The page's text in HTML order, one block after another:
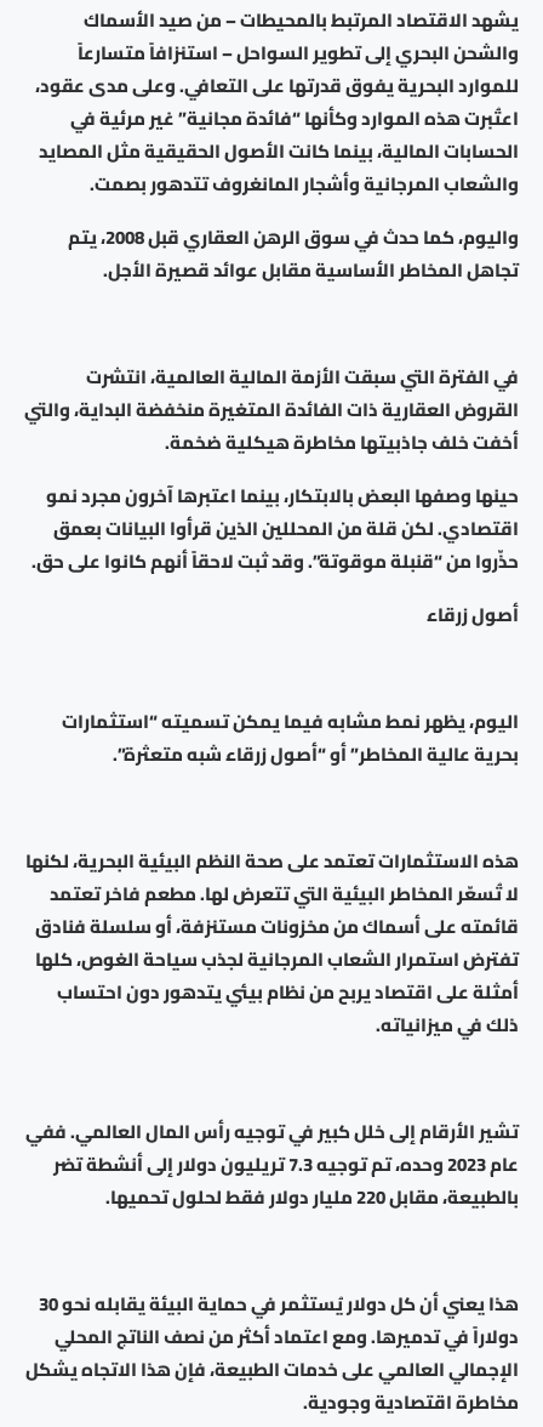
يشهد الاقتصاد المرتبط بالمحيطات – من صيد الأسماك
والشحن البحري إلى تطوير السواحل – استنزافاً متسارعاً
للموارد البحرية يفوق قدرتها على التعافي. وعلى مدى عقود،
اعتُبرت هذه الموارد وكأنها “فائدة مجانية” غير مرئية في
الحسابات المالية، بينما كانت الأصول الحقيقية مثل المصايد
والشعاب المرجانية وأشجار المانغروف تتدهور بصمت.
واليوم، كما حدث في سوق الرهن العقاري قبل 2008، يتم
تجاهل المخاطر الأساسية مقابل عوائد قصيرة الأجل.
في الفترة التي سبقت الأزمة المالية العالمية، انتشرت
القروض العقارية ذات الفائدة المتغيرة منخفضة البداية، والتي
أخفت خلف جاذبيتها مخاطرة هيكلية ضخمة.
حينها وصفها البعض بالابتكار، بينما اعتبرها آخرون مجرد نمو
اقتصادي. لكن قلة من المحللين الذين قرأوا البيانات بعمق
حذّروا من “قنبلة موقوتة”. وقد ثبت لاحقاً أنهم كانوا على حق.
أصول زرقاء
اليوم، يظهر نمط مشابه فيما يمكن تسميته “استثمارات
بحرية عالية المخاطر” أو “أصول زرقاء شبه متعثرة”.
هذه الاستثمارات تعتمد على صحة النظم البيئية البحرية، لكنها
لا تُسعّر المخاطر البيئية التي تتعرض لها. مطعم فاخر تعتمد
قائمته على أسماك من مخزونات مستنزفة، أو سلسلة فنادق
تفترض استمرار الشعاب المرجانية لجذب سياحة الغوص، كلها
أمثلة على اقتصاد يربح من نظام بيئي يتدهور دون احتساب
ذلك في ميزانياته.
تشير الأرقام إلى خلل كبير في توجيه رأس المال العالمي. ففي
عام 2023 وحده، تم توجيه 7.3 تريليون دولار إلى أنشطة تضر
بالطبيعة، مقابل 220 مليار دولار فقط لحلول تحميها.
هذا يعني أن كل دولار يُستثمر في حماية البيئة يقابله نحو 30
دولاراً في تدميرها. ومع اعتماد أكثر من نصف الناتج المحلي
الإجمالي العالمي على خدمات الطبيعة، فإن هذا الاتجاه يشكل
مخاطرة اقتصادية وجودية.